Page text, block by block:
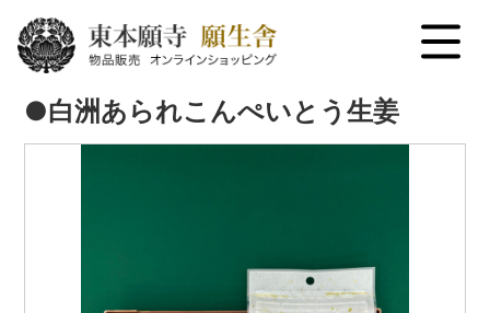
menu
●白洲あられこんぺいとう生姜